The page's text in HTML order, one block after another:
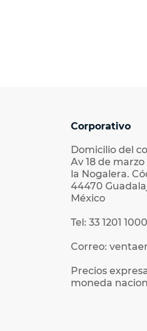
Corporativo
Domicilio del
Av 18 de
la Nogalera.
44470
México
Tel: 33 1201 1000
Correo:
Precios
moneda